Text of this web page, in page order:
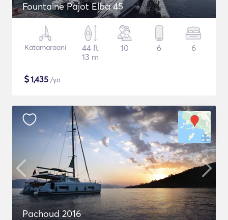
Fountaine Pajot Elba 45
Katamaraani
44 ft
13 m
10 6 6
$1,435 /yö
Pachoud 2016